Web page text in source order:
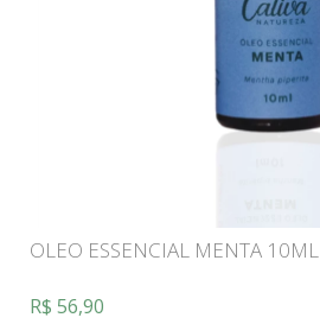
OLEO ESSENCIAL MENTA 10ML
R$ 56,90